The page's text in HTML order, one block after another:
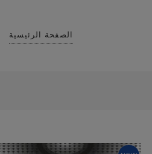
الصفحة الرئيسية